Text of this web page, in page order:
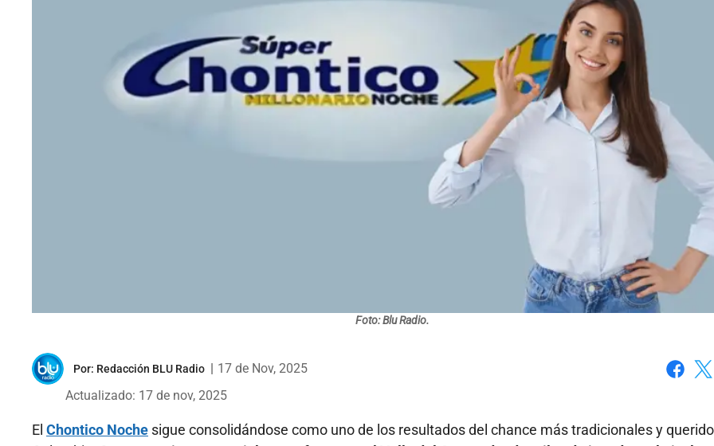
Foto: Blu Radio.
Por: Redacción BLU Radio
17 de Nov, 2025
Actualizado: 17 de nov, 2025
El Chontico Noche sigue consolidándose como uno de los resultados del chance más tradicionales y